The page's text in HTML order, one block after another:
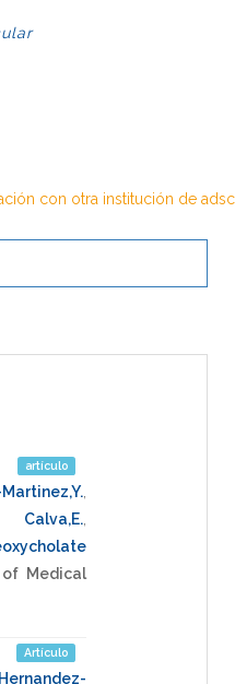
con otra institución de
artículo
Calva,E.
Medical
Artículo
Hernandez-